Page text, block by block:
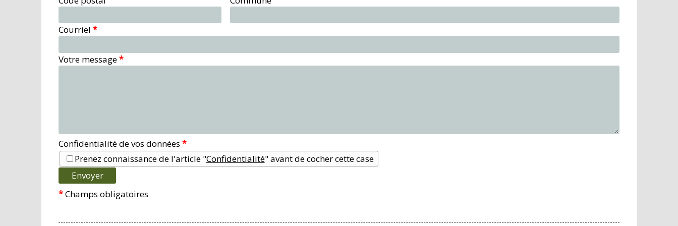
Courriel *
Votre message*
Confidentialité de vos données *
Prenez connaissance de l'article "Confidentialité" avant de cocher cette case
*Champs obligatoires